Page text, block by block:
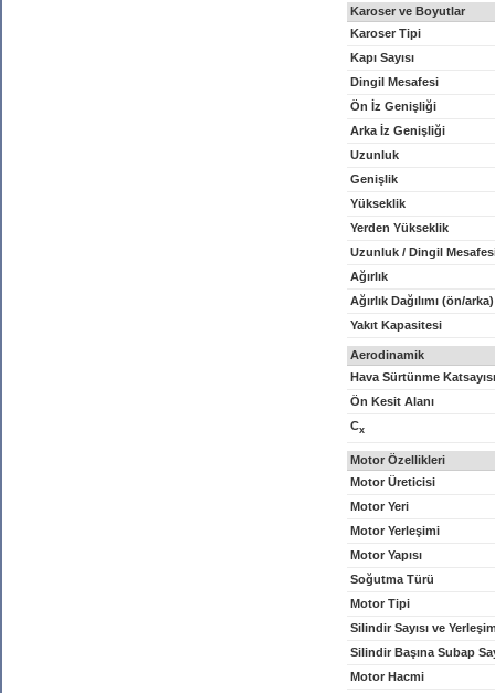
Karoser ve Boyutlar
Karoser Tipi
Kapı Sayısı
Dingil Mesafesi
Ön İz Genişliği
Arka İz Genişliği
Uzunluk
Genişlik
Yükseklik
Yerden Yükseklik
Uzunluk / Dingil
Ağırlık
Ağırlık Dağılımı (ön/arka)
Yakıt Kapasitesi
Aerodinamik
Hava Sürtünme Katsayısı
Ön Kesit Alanı
Cx
Motor Özellikleri
Motor Üreticisi
Motor Yeri
Motor Yerleşimi
Motor Yapısı
Soğutma Türü
Motor Tipi
Silindir Sayısı ve
Silindir Başına Subap
Motor Hacmi